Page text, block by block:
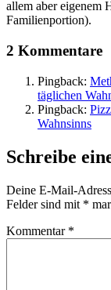
allem aber eigenem
Familienportion).
2 Kommentare
Pingback:
täglichen
Pingback:
Wahnsinns
Schreibe
Deine E-Mail-
Felder sind mit *
Kommentar *